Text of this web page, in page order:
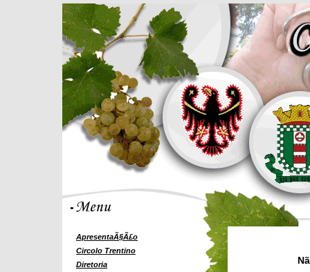
ApresentaÃ§Ã£o
Circolo Trentino
Diretoria